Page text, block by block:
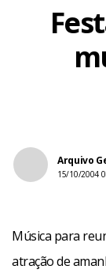
Arquivo
15/10/2004
Música para
atração de